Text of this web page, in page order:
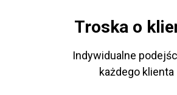
Troska o
Indywidualne
każdego klienta